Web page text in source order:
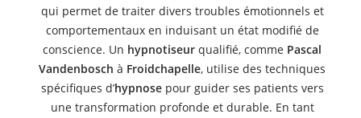
qui permet de traiter divers troubles émotionnels et
comportementaux en induisant un état modifié de
conscience. Un hypnotiseur qualifié, comme Pascal
Vandenbosch à Froidchapelle, utilise des techniques
spécifiques d’hypnosepour guider ses patients vers
une transformation profonde et durable. En tant